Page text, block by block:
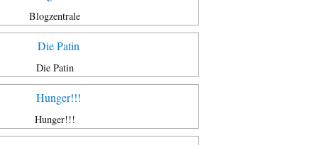
Blogzentrale
Die Patin
Hunger!!!